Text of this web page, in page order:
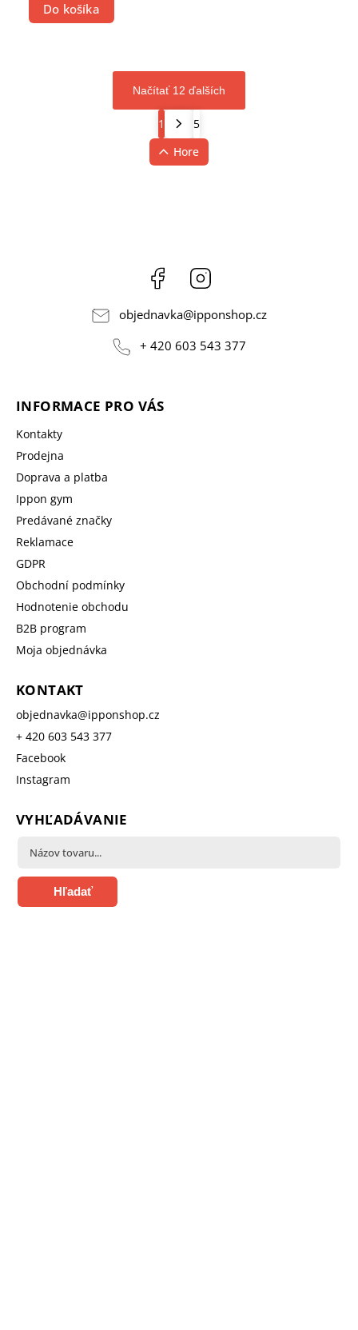
Do košíka
Načítať 12 ďalších
1
5
Hore
Facebook
objednavka@ipponshop.cz
+ 420 603 543 377
INFORMACE PRO VÁS
Kontakty
Prodejna
Doprava a platba
Ippon gym
Predávané značky
Reklamace
GDPR
Obchodní podmínky
Hodnotenie obchodu
B2B program
Moja objednávka
KONTAKT
objednavka@ipponshop.cz
+ 420 603 543 377
Facebook
Instagram
VYHĽADÁVANIE
Hľadať